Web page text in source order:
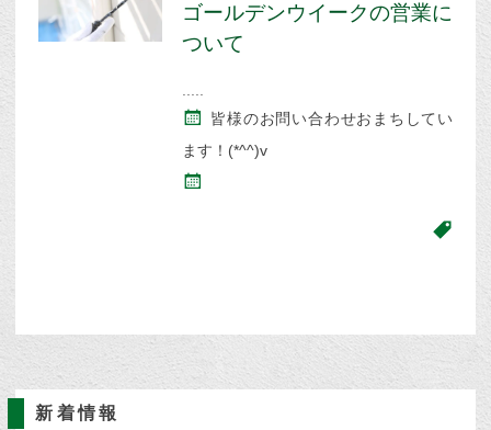
ゴールデンウイークの営業に
ついて
皆様のお問い合わせおまちしてい
ます！(*^^)v
新着情報